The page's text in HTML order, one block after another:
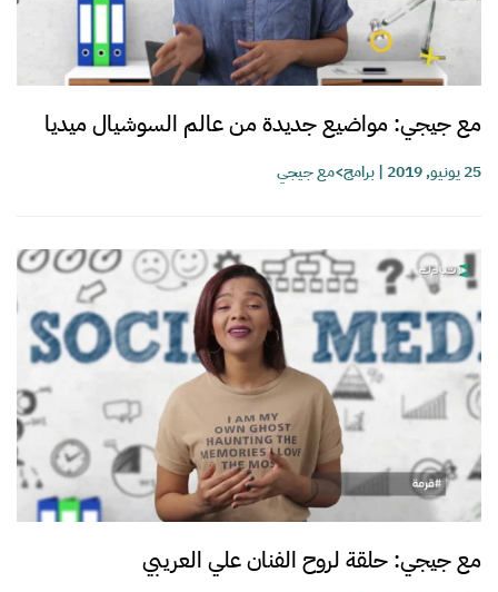
مع جيجي: مواضيع جديدة من عالم السوشيال ميديا
25 يونيو, 2019 |برامج>مع جيجي
مع جيجي: حلقة لروح الفنان علي العريبي